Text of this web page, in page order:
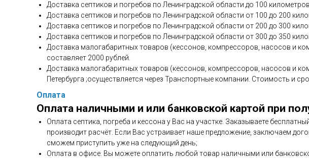
Доставка септиков и погребов по Ленинградской области до 100
Доставка септиков и погребов по Ленинградской области от 100 до 200
Доставка септиков и погребов по Ленинградской области от 200 до 300
Доставка септиков и погребов по Ленинградской области от 300 до 350
Доставка малогабаритных товаров (кессонов, компрессоров, насосов и
составляет 2000 рублей.
Доставка малогабаритных товаров (кессонов, компрессоров, насосов и
Петербурга ;осуществляется через Транспортные компании. Стоимость и
Оплата
Оплата наличными и или банковской картой при
Оплата септика, погреба и кессона у Вас на участке. Заказываете
производит расчёт. Если Вас устраивает наше предложение, заключаем
сможем приступить уже на следующий день;
Оплата в офисе. Вы можете оплатить любой товар наличными или